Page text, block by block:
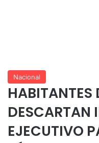
Nacional
HABITANTES
DESCARTAN
EJECUTIVO